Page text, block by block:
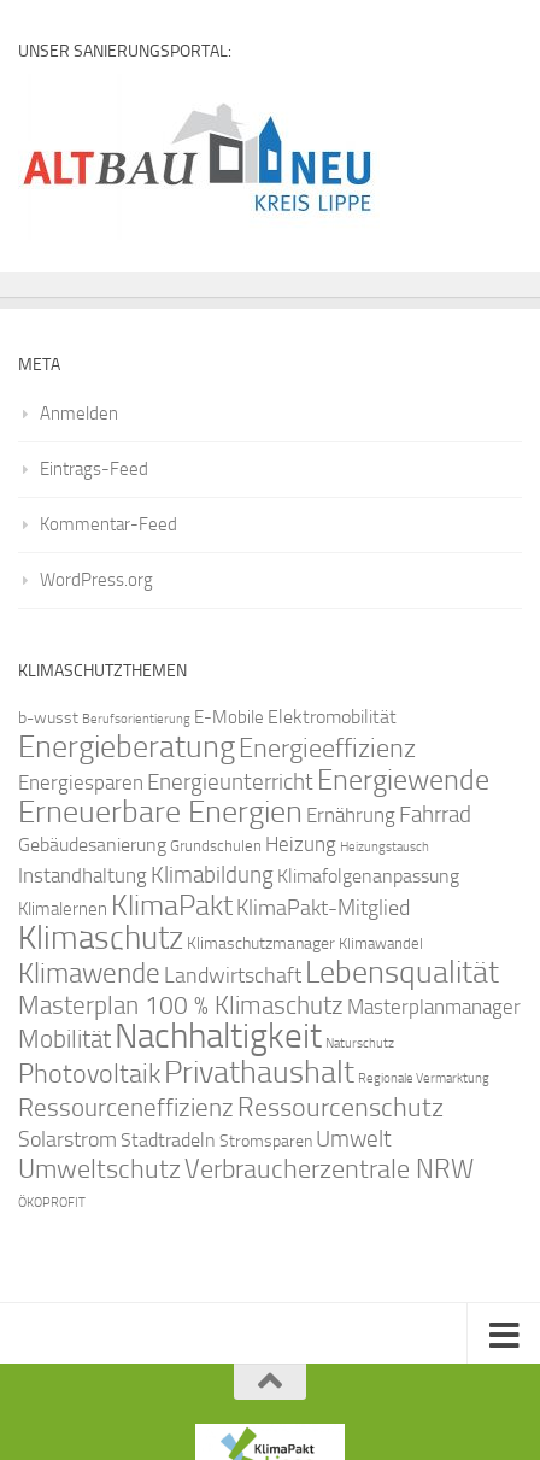
UNSER SANIERUNGSPORTAL:
META
Anmelden
Eintrags-Feed
Kommentar-Feed
WordPress.org
KLIMASCHUTZTHEMEN
b-wusst Berufsorientierung E-Mobile Elektromobilität
EnergieberatungEnergieeffizienz
Energiesparen Energieunterricht Energiewende
Erneuerbare Energien Ernährung Fahrrad
Gebäudesanierung Grundschulen Heizung Heizungstausch
Instandhaltung Klimabildung Klimafolgenanpassung
Klimalernen KlimaPaktKlimaPakt-Mitglied
Klimaschutz Klimaschutzmanager Klimawandel
Klimawende Landwirtschaft Lebensqualität
Masterplan 100 % Klimaschutz Masterplanmanager
Mobilität Nachhaltigkeit Naturschutz
PhotovoltaikPrivathaushalt Regionale Vermarktung
Ressourceneffizienz Ressourcenschutz
Solarstrom Stadtradeln Stromsparen Umwelt
UmweltschutzVerbraucherzentrale NRW
ÖKOPROFIT